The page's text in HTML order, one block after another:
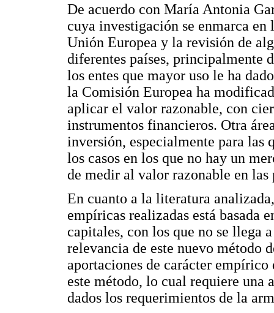
De acuerdo con María Antonia
cuya investigación se enmarca
Unión Europea y la revisión de
diferentes países, principalmente
los entes que mayor uso le ha
la Comisión Europea ha
aplicar el valor razonable, con
instrumentos financieros. Otra
inversión, especialmente para las
los casos en los que no hay un
de medir al valor razonable en las
En cuanto a la literatura
empíricas realizadas está basada
capitales, con los que no se llega
relevancia de este nuevo método
aportaciones de carácter
este método, lo cual requiere una
dados los requerimientos de la